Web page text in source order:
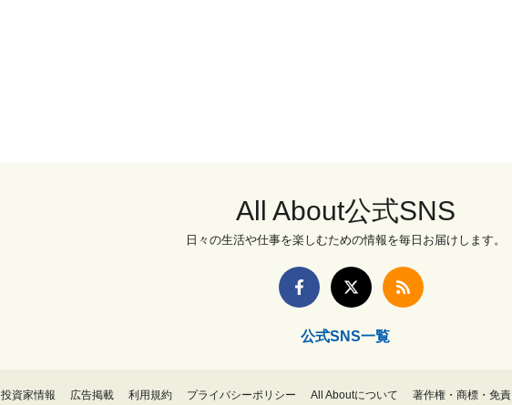
All About公式SNS
日々の生活や仕事を楽しむための情報を毎日お届けします。
公式SNS一覧
投資家情報 広告掲載 利用規約 プライバシーポリシー All Aboutについて 著作権・商標・免責